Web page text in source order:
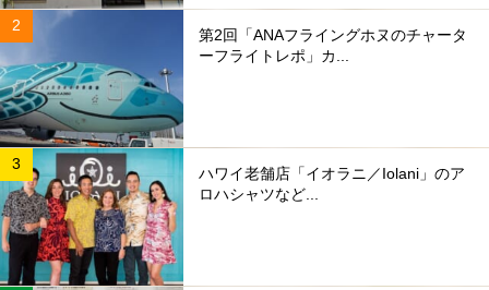
第2回「ANAフライングホヌのチャータ
ーフライトレポ」カ...
ハワイ老舗店「イオラニ／Iolani」のア
ロハシャツなど...